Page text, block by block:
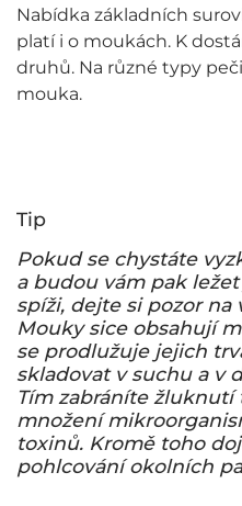
Nabídka základních
platí i o moukách. K
druhů. Na různé typy
mouka.
Tip
Pokud se chystáte
a budou vám pak
spíži, dejte si pozor na
Mouky sice obsahují
se prodlužuje jejich
skladovat v suchu a v
Tím zabráníte
množení
toxinů. Kromě toho
pohlcování okolních